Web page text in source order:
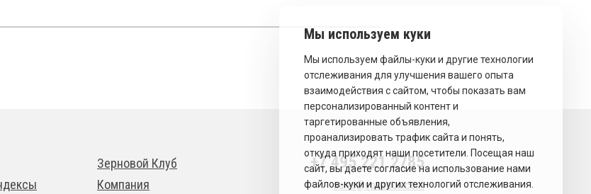
Зерновой Клуб
Компания
+7 495 221 2785
sales@sovecon.com